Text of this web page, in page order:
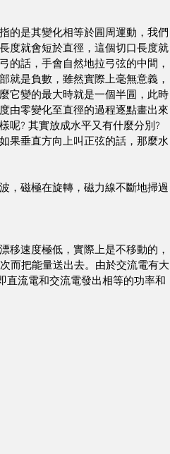
的是其變化相等於㘣周運動，我們
度就會短於直徑，這個切口長度就
的話，手會自然地拉弓弦的中間，
就是負數，雖然實際上毫無意義，
它變的最大時就是一個半㘣，此時
由零變化至直徑的過程逐點畫出來
呢? 其實放成水平又有什麼分別?
果垂直方向上叫正弦的話，那麼水
，磁極在旋轉，磁力線不斷地掃過
移速度極低，實際上是不移動的，
而把能量送出去。由於交流電有大
直流電和交流電發出相等的功率和